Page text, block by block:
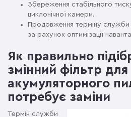
Збереження стабільного
циклонічної камери.
Продовження терміну
за рахунок оптимізації
Як правильно
змінний фільтр для
акумуляторного
потребує заміни
Термін служби